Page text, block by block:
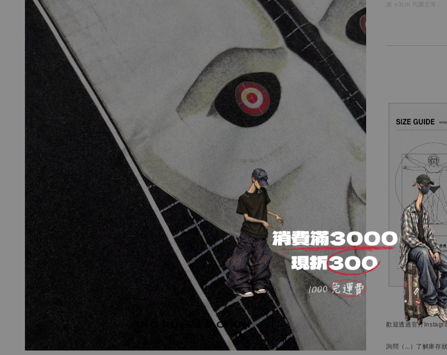
差 ±3cm 均屬正常。
歡迎透過官方
詢問 （…） 了解庫存